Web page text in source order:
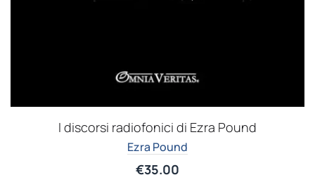
I discorsi radiofonici di Ezra Pound
Ezra Pound
€35.00